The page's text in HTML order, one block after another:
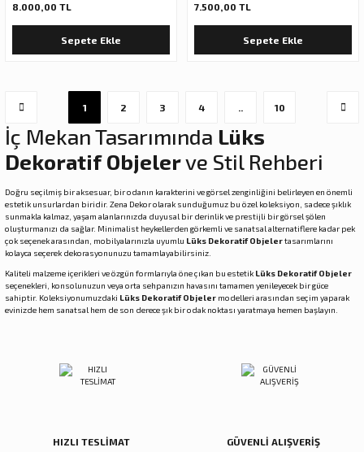
8.000,00 TL
Sepete Ekle
7.500,00 TL
Sepete Ekle
1 2 3 4 .. 10
İç Mekan Tasarımında Lüks
Dekoratif Objelerve Stil Rehberi
Doğru seçilmiş bir aksesuar, bir odanın karakterini ve görsel zenginliğini belirleyen en önemli
estetik unsurlardan biridir. Zena Dekor olarak sunduğumuz bu özel koleksiyon, sadece şıklık
sunmakla kalmaz, yaşam alanlarınızda duyusal bir derinlik ve prestijli bir görsel şölen
oluşturmanızı da sağlar. Minimalist heykellerden görkemli ve sanatsal alternatiflere kadar pek
çok seçenek arasından, mobilyalarınızla uyumlu Lüks Dekoratif Objelertasarımlarını
kolayca seçerek dekorasyonunuzu tamamlayabilirsiniz.
Kaliteli malzeme içerikleri ve özgün formlarıyla öne çıkan bu estetik Lüks Dekoratif Objeler
seçenekleri, konsolunuzun veya orta sehpanızın havasını tamamen yenileyecek bir güce
sahiptir. Koleksiyonumuzdaki Lüks Dekoratif Objeler modelleri arasından seçim yaparak
evinizde hem sanatsal hem de son derece şık bir odak noktası yaratmaya hemen başlayın.
HIZLI TESLİMAT
GÜVENLİ ALIŞVERİŞ